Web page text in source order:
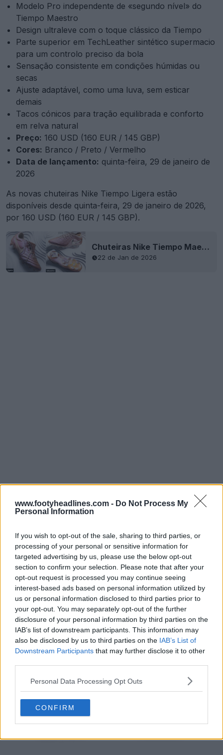
www.footyheadlines.com - Do Not Process My
Personal Information
If you wish to opt-out of the sale, sharing to third parties, or
processing of your personal or sensitive information for
targeted advertising by us, please use the below opt-out
section to confirm your selection. Please note that after your
opt-out request is processed you may continue seeing
interest-based ads based on personal information utilized by
us or personal information disclosed to third parties prior to
your opt-out. You may separately opt-out of the further
disclosure of your personal information by third parties on the
IAB’s list of downstream participants. This information may
also be disclosed by us to third parties on the IAB’s List of
Downstream Participants that may further disclose it to other
Personal Data Processing Opt Outs
CONFIRM
Modelo Pro independente de «segundo nível» do
Tiempo Maestro
Design ultraleve com o toque clássico da Tiempo
Parte superior em TechLeather sintético supermacio
para um controlo preciso da bola
Sensação consistente em condições húmidas ou
secas
Ajuste adaptável, como uma luva, sem esticar
demais
Tacos cónicos para tração equilibrada e conforto
em relva natural
Preço: 160 USD (160 EUR / 145 GBP)
Cores: Branco / Preto / Vermelho
Data de lançamento: quinta-feira, 29 de janeiro de
2026
As novas chuteiras Nike Tiempo Ligera estão
disponíveis desde quinta-feira, 29 de janeiro de 2026,
por 160 USD (160 EUR / 145 GBP).
Chuteiras Nike Tiempo Maestro e Ligera 2026 de última geração lançadas - já disponíveis
22 de Jan de 2026
14 de Mai de 2026